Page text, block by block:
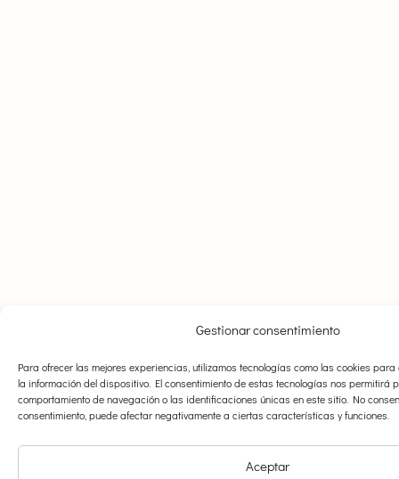
Gestionar consentimiento
Para ofrecer las mejores experiencias, utilizamos tecnologías como las cookies
la información del dispositivo. El consentimiento de estas tecnologías nos permitirá
comportamiento de navegación o las identificaciones únicas en este sitio. No
consentimiento, puede afectar negativamente a ciertas características y funciones.
Aceptar